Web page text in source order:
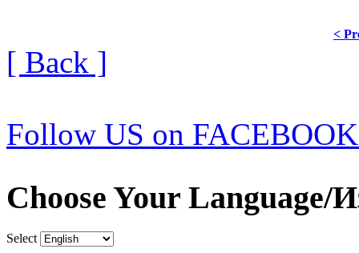
<
[ Back ]
Follow US on
Choose Your Language/
Select